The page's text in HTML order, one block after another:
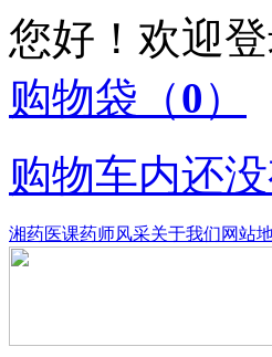
您好！欢迎
购物袋 （0）
购物车内还
湘药医课药师风采关于我们网站